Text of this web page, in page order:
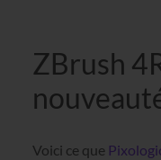
ZBrush
Voici ce que